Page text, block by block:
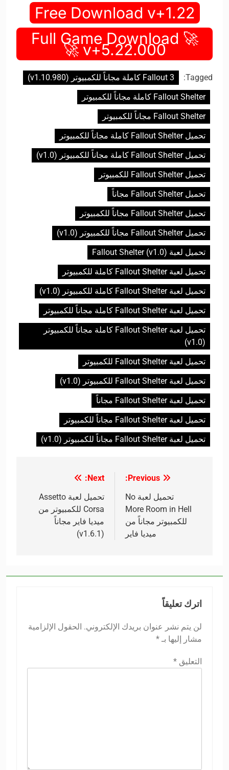
Free Download v+1.22
🚀 Full Game Download
v+5.22.000 🚀
Tagged:
Fallout 3 كاملة مجاناً للكمبيوتر (v1.10.980)
Fallout Shelter كاملة مجاناً للكمبيوتر
Fallout Shelter مجاناً للكمبيوتر
تحميل Fallout Shelter كاملة مجاناً للكمبيوتر
تحميل Fallout Shelter كاملة مجاناً للكمبيوتر (v1.0)
تحميل Fallout Shelter للكمبيوتر
تحميل Fallout Shelter مجاناً
تحميل Fallout Shelter مجاناً للكمبيوتر
تحميل Fallout Shelter مجاناً للكمبيوتر (v1.0)
تحميل لعبة Fallout Shelter (v1.0)
تحميل لعبة Fallout Shelter كاملة للكمبيوتر
تحميل لعبة Fallout Shelter كاملة للكمبيوتر (v1.0)
تحميل لعبة Fallout Shelter كاملة مجاناً للكمبيوتر
تحميل لعبة Fallout Shelter كاملة مجاناً للكمبيوتر
(v1.0)
تحميل لعبة Fallout Shelter للكمبيوتر
تحميل لعبة Fallout Shelter للكمبيوتر (v1.0)
تحميل لعبة Fallout Shelter مجاناً
تحميل لعبة Fallout Shelter مجاناً للكمبيوتر
تحميل لعبة Fallout Shelter مجاناً للكمبيوتر (v1.0)
المقالات
Previous:
تحميل لعبة No
More Room in Hell
للكمبيوتر مجاناً من
ميديا فاير
Next:
تحميل لعبة Assetto
Corsa للكمبيوتر من
ميديا فاير مجاناً
(v1.6.1)
اترك تعليقاً
لن يتم نشر عنوان بريدك الإلكتروني. الحقول الإلزامية
مشار إليها بـ *
التعليق *